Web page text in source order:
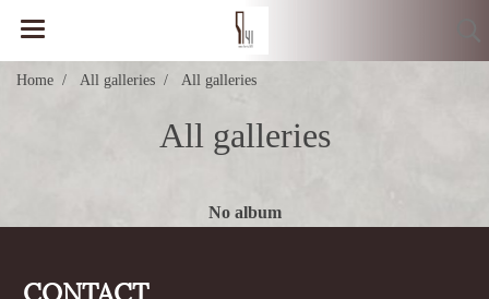
Home All galleries All galleries
All galleries
No album
CONTACT